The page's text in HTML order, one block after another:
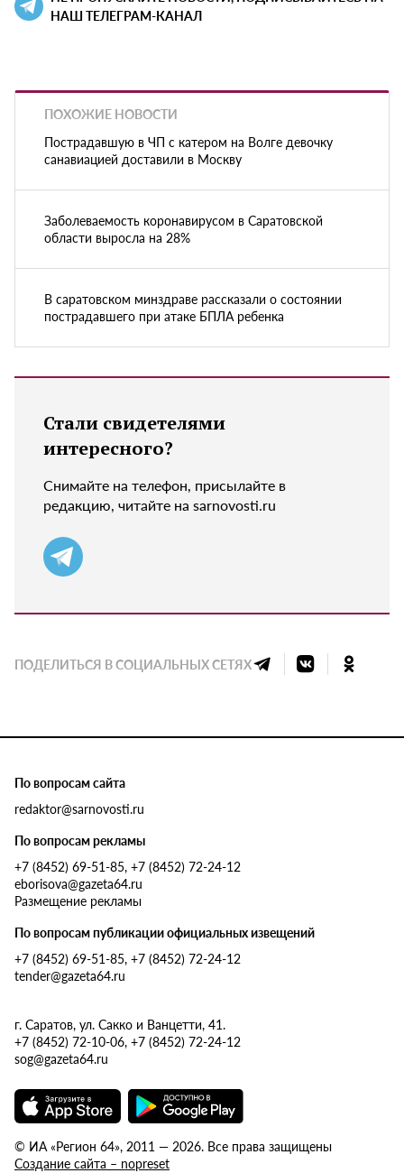
НАШ ТЕЛЕГРАМ-КАНАЛ
ПОХОЖИЕ НОВОСТИ
Пострадавшую в ЧП с катером на Волге девочку
санавиацией доставили в Москву
Заболеваемость коронавирусом в Саратовской
области выросла на 28%
В саратовском минздраве рассказали о состоянии
пострадавшего при атаке БПЛА ребенка
Стали свидетелями
интересного?
Снимайте на телефон, присылайте в
редакцию, читайте на sarnovosti.ru
ПОДЕЛИТЬСЯ В СОЦИАЛЬНЫХ СЕТЯХ
По вопросам сайта
redaktor@sarnovosti.ru
По вопросам рекламы
+7 (8452) 69-51-85, +7 (8452) 72-24-12
eborisova@gazeta64.ru
Размещение рекламы
По вопросам публикации официальных извещений
+7 (8452) 69-51-85, +7 (8452) 72-24-12
tender@gazeta64.ru
г. Саратов, ул. Сакко и Ванцетти, 41.
+7 (8452) 72-10-06, +7 (8452) 72-24-12
sog@gazeta64.ru
© ИА «Регион 64», 2011 — 2026. Все права защищены
Создание сайта – nopreset